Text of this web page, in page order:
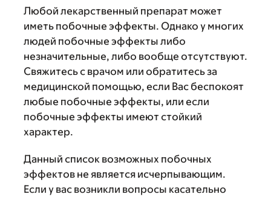
Любой лекарственный препарат может
иметь побочные эффекты. Однако у многих
людей побочные эффекты либо
незначительные, либо вообще отсутствуют.
Свяжитесь с врачом или обратитесь за
медицинской помощью, если Вас беспокоят
любые побочные эффекты, или если
побочные эффекты имеют стойкий
характер.
Данный список возможных побочных
эффектов не является исчерпывающим.
Если у вас возникли вопросы касательно